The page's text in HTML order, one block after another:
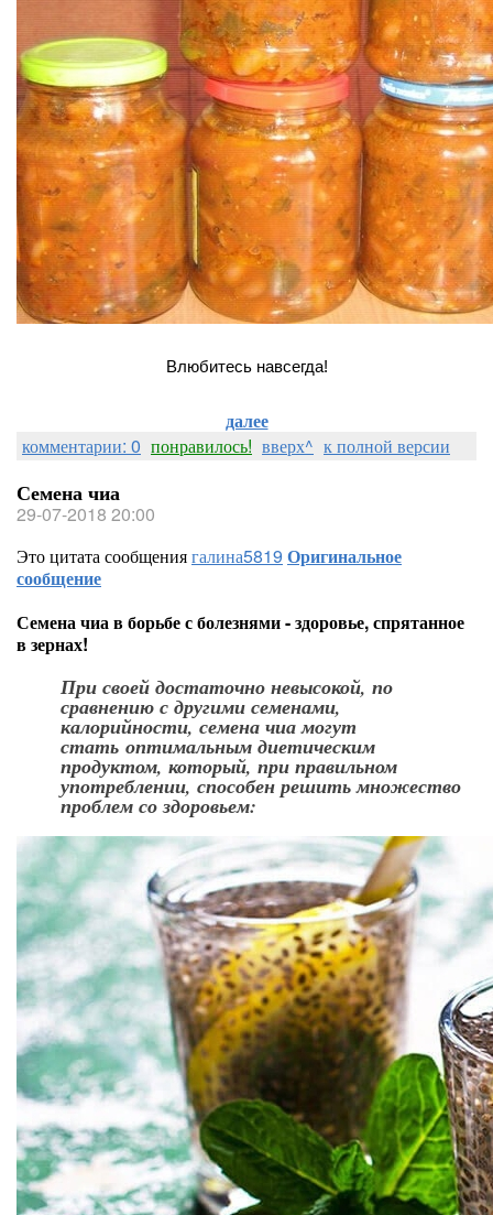
Влюбитесь навсегда!
далее
комментарии: 0 понравилось! вверх^ к полной версии
Семена чиа
29-07-2018 20:00
Это цитата сообщениягалина5819 Оригинальное
сообщение
Семена чиа в борьбе с болезнями - здоровье, спрятанное
в зернах!
При своей достаточно невысокой, по
сравнению с другими семенами,
калорийности, семена чиа могут
стать оптимальным диетическим
продуктом, который, при правильном
употреблении, способен решить множество
проблем со здоровьем: